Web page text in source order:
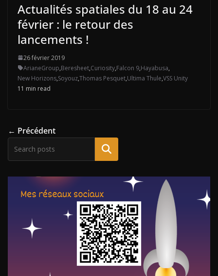
Actualités spatiales du 18 au 24
février : le retour des
lancements !
26 février 2019
ArianeGroup,Beresheet,Curiosity,Falcon 9,Hayabusa,
New Horizons,Soyouz,Thomas Pesquet,Ultima Thule,VSS Unity
11 min read
← Précédent